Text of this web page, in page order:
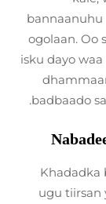
bannaanuhu
ogolaan. Oo
isku dayo
badbaado
Khadadka
ugu tiirsan